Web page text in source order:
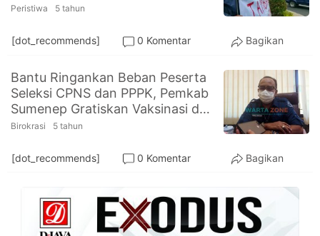
Peristiwa 5 tahun
[dot_recommends] 0 Komentar Bagikan
Bantu Ringankan Beban Peserta
Seleksi CPNS dan PPPK, Pemkab
Sumenep Gratiskan Vaksinasi dan
Tes Swab
Birokrasi 5 tahun
[dot_recommends] 0 Komentar Bagikan